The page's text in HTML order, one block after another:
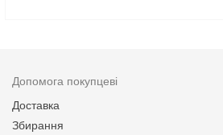
Допомога покупцеві
Доставка
Збирання